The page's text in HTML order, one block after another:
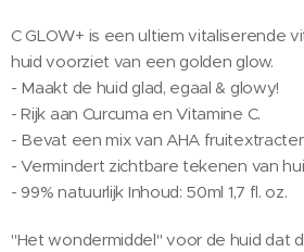
C GLOW+ is een ultiem vitaliserende
huid voorziet van een golden glow.
- Maakt de huid glad, egaal & glowy!
- Rijk aan Curcuma en Vitamine C.
- Bevat een mix van AHA
- Vermindert zichtbare tekenen van
- 99% natuurlijk Inhoud: 50ml 1,7 fl. oz.
"Het wondermiddel" voor de huid dat